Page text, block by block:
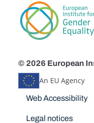
© 2026 European
An EU Agency
Disclaimers
Web Accessibility
Legal notices